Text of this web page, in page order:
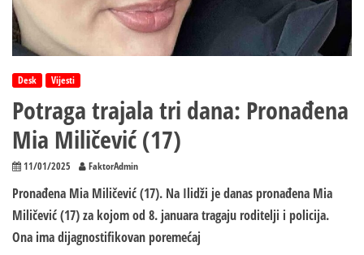
Desk Vijesti
Potraga trajala tri dana: Pronađena
Mia Miličević (17)
11/01/2025 FaktorAdmin
Pronađena Mia Miličević (17). Na Ilidži je danas pronađena Mia
Miličević (17) za kojom od 8. januara tragaju roditelji i policija.
Ona ima dijagnostifikovan poremećaj